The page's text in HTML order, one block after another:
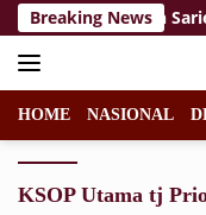
Langsung
ke
konten
Breaking News
Mbah
HOME NASIONAL
KSOP Utama tj